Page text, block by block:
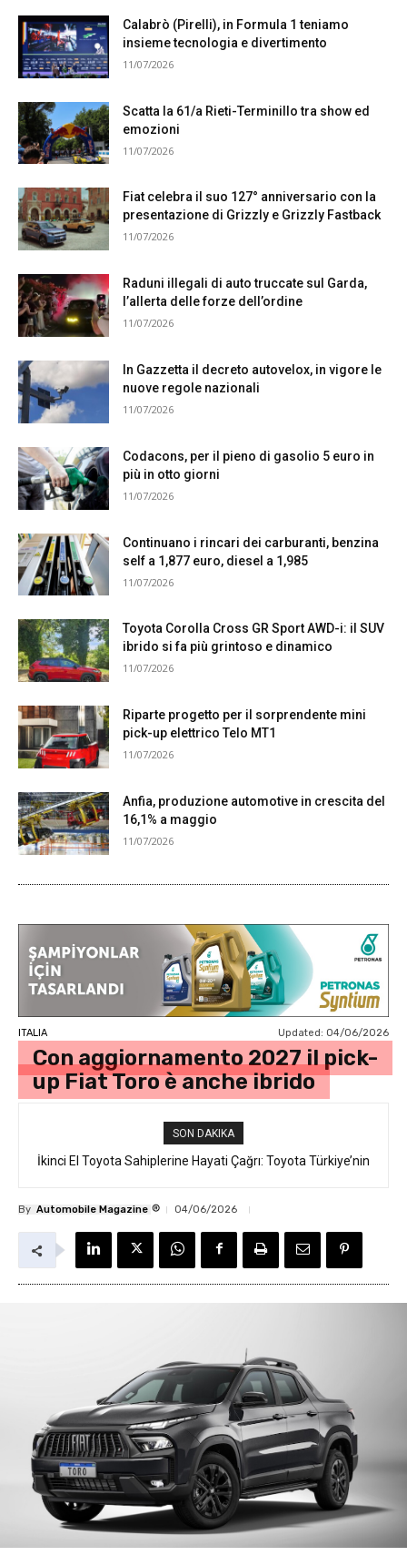
Calabrò (Pirelli), in Formula 1 teniamo
insieme tecnologia e divertimento
11/07/2026
Scatta la 61/a Rieti-Terminillo tra show ed
emozioni
11/07/2026
Fiat celebra il suo 127° anniversario con la
presentazione di Grizzly e Grizzly Fastback
11/07/2026
Raduni illegali di auto truccate sul Garda,
l’allerta delle forze dell’ordine
11/07/2026
In Gazzetta il decreto autovelox, in vigore le
nuove regole nazionali
11/07/2026
Codacons, per il pieno di gasolio 5 euro in
più in otto giorni
11/07/2026
Continuano i rincari dei carburanti, benzina
self a 1,877 euro, diesel a 1,985
11/07/2026
Toyota Corolla Cross GR Sport AWD-i: il SUV
ibrido si fa più grintoso e dinamico
11/07/2026
Riparte progetto per il sorprendente mini
pick-up elettrico Telo MT1
11/07/2026
Anfia, produzione automotive in crescita del
16,1% a maggio
11/07/2026